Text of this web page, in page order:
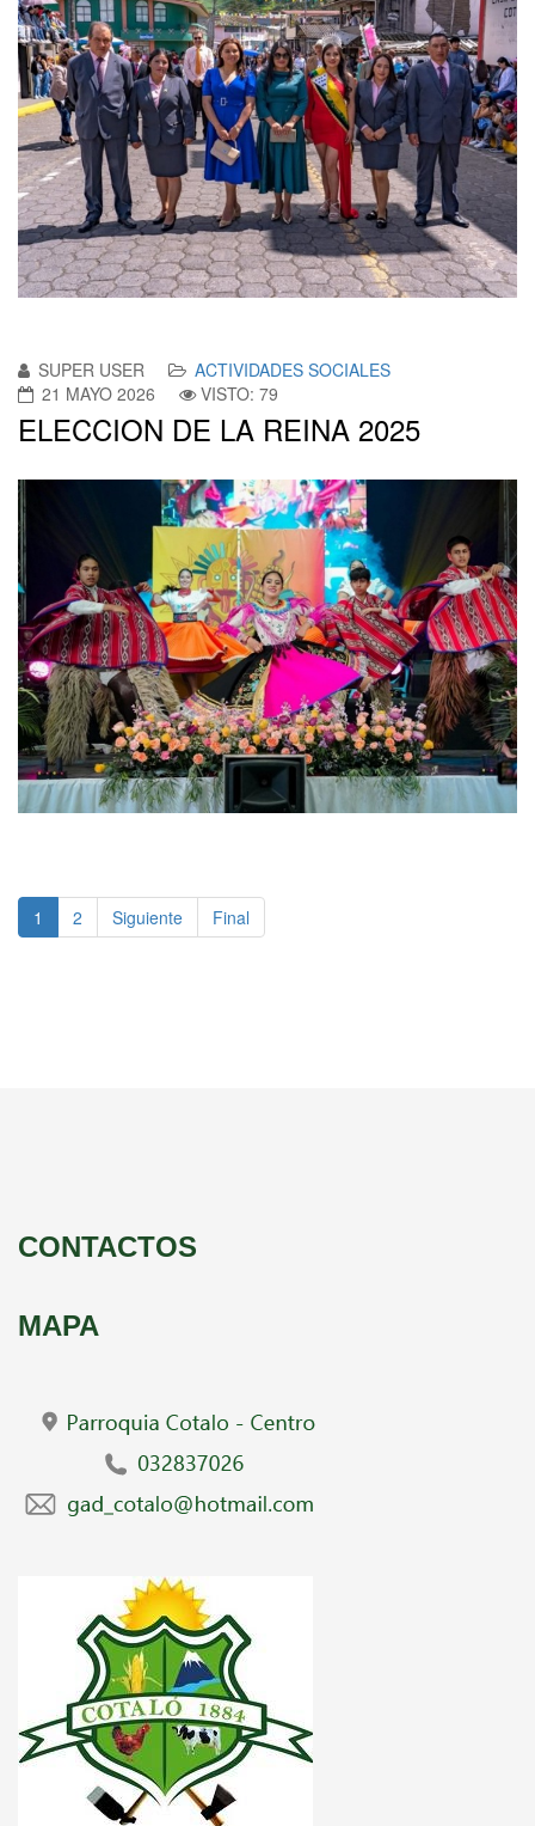
SUPER USER
ACTIVIDADES SOCIALES
21 MAYO 2026
VISTO: 79
ELECCION DE LA REINA 2025
1 2 Siguiente Final
CONTACTOS
MAPA